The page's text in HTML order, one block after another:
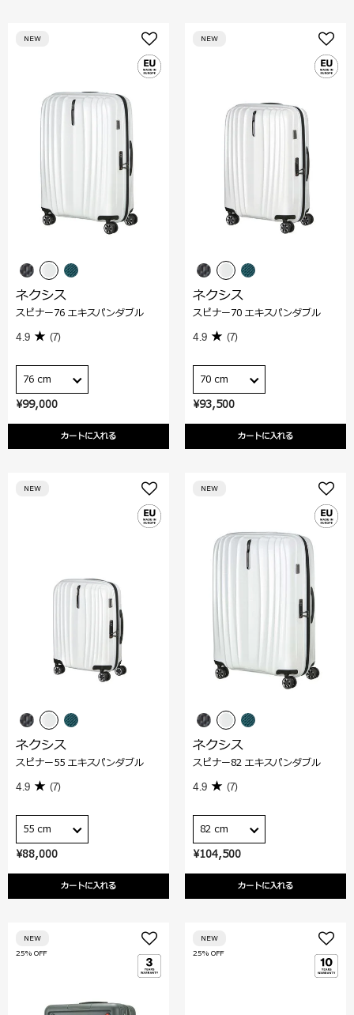
¥99,000
カートに入れる
NEW
ネクシス
スピナー76 エキスパンダブル
4.9 (7)
76 cm
¥93,500
カートに入れる
NEW
ネクシス
スピナー70 エキスパンダブル
4.9 (7)
70 cm
¥88,000
カートに入れる
NEW
ネクシス
スピナー55 エキスパンダブル
4.9 (7)
55 cm
¥104,500
カートに入れる
NEW
ネクシス
スピナー82 エキスパンダブル
4.9 (7)
82 cm
25% OFF
NEW
25% OFF
NEW